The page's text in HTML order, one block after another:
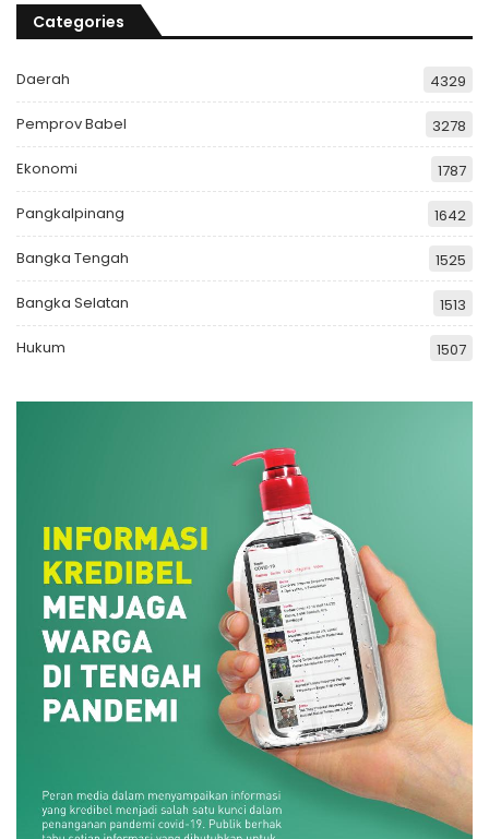
Categories
Daerah 4329
Pemprov Babel 3278
Ekonomi 1787
Pangkalpinang 1642
Bangka Tengah 1525
Bangka Selatan 1513
Hukum 1507